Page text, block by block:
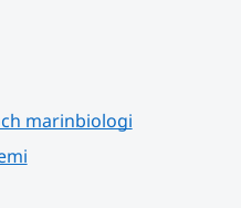
marinbiologi